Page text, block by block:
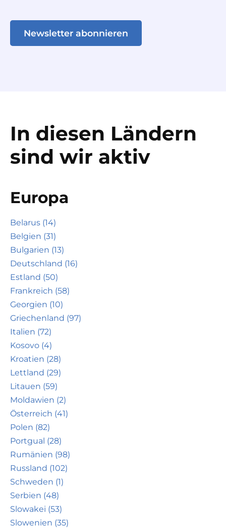
Newsletter abonnieren
In diesen Ländern
sind wir aktiv
Europa
Belarus (14)
Belgien (31)
Bulgarien (13)
Deutschland (16)
Estland (50)
Frankreich (58)
Georgien (10)
Griechenland (97)
Italien (72)
Kosovo (4)
Kroatien (28)
Lettland (29)
Litauen (59)
Moldawien (2)
Österreich (41)
Polen (82)
Portgual (28)
Rumänien (98)
Russland (102)
Schweden (1)
Serbien (48)
Slowakei (53)
Slowenien (35)